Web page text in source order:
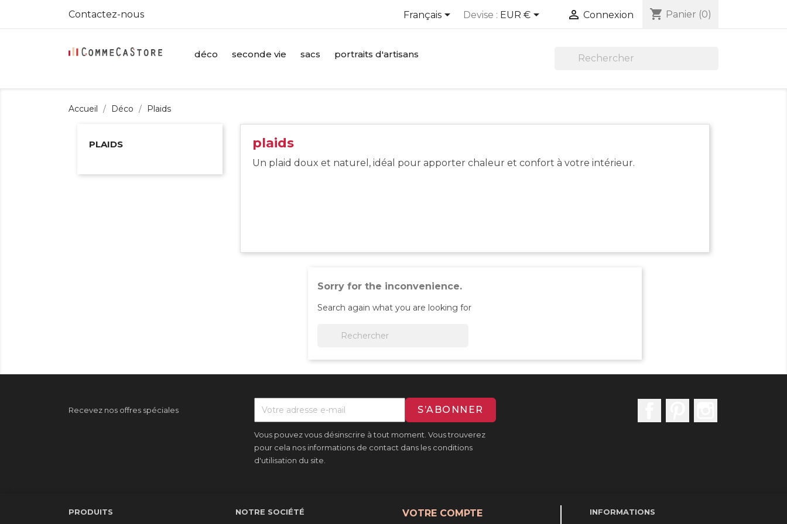
Contactez-nous Français Devise : EUR €  Connexion shopping_cart Panier (0)
déco seconde vie sacs portraits d'artisans
Accueil Déco Plaids
PLAIDS plaids
Un plaid doux et naturel, idéal pour apporter chaleur et confort à votre intérieur.
Sorry for the inconvenience.
Search again what you are looking for
Recevez nos offres spéciales
Vous pouvez vous désinscrire à tout moment. Vous trouverez
pour cela nos informations de contact dans les conditions
d'utilisation du site.
PRODUITS NOTRE SOCIÉTÉ VOTRE COMPTE INFORMATIONS